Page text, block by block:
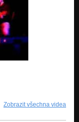
Zobrazit všechna videa